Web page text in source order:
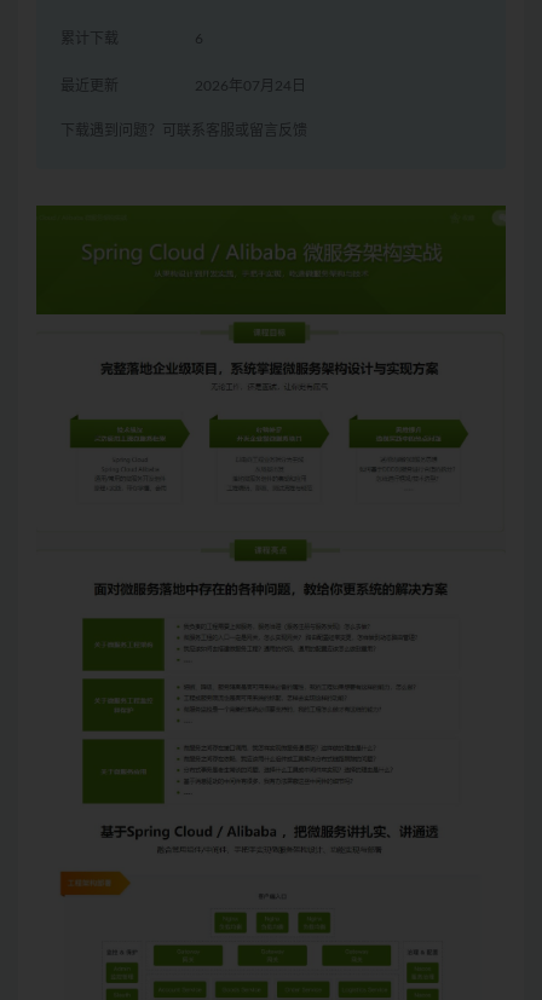
累计下载 6
最近更新 2026年07月24日
下载遇到问题？可联系客服或留言反馈